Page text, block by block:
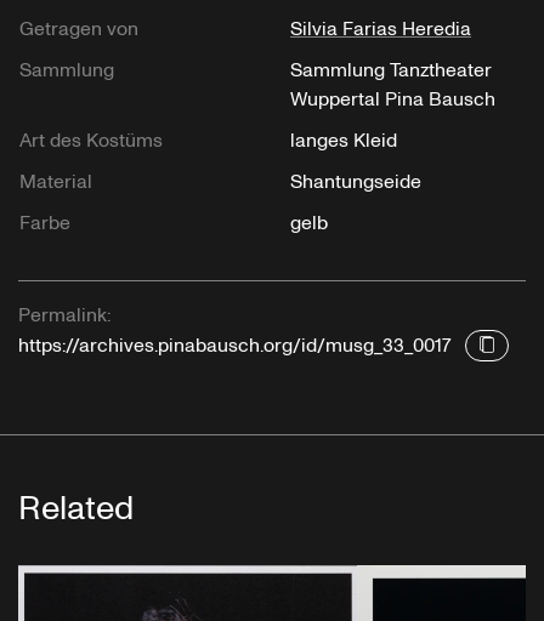
Getragen von
Silvia Farias Heredia
Sammlung
Sammlung Tanztheater
Wuppertal Pina Bausch
Art des Kostüms
langes Kleid
Material
Shantungseide
Farbe
gelb
Permalink:
https://archives.pinabausch.org/id/musg_33_0017
Related